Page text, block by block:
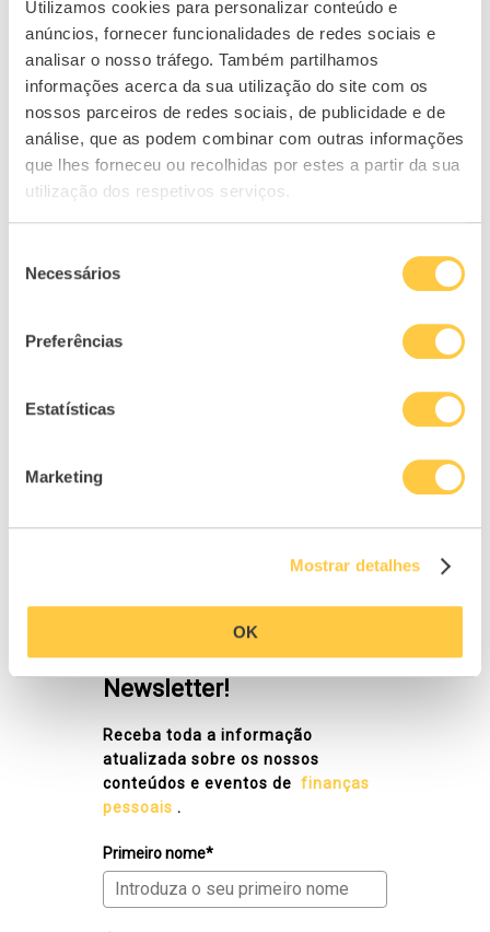
Utilizamos cookies para personalizar conteúdo e
anúncios, fornecer funcionalidades de redes sociais e
analisar o nosso tráfego. Também partilhamos
informações acerca da sua utilização do site com os
nossos parceiros de redes sociais, de publicidade e de
análise, que as podem combinar com outras informações
que lhes forneceu ou recolhidas por estes a partir da sua
utilização dos respetivos serviços.
Necessários
Preferências
Estatísticas
Marketing
Mostrar detalhes
OK
NEWSLETTER
Subscreva a nossa
Newsletter!
Receba toda a informação
atualizada sobre os nossos
conteúdos e eventos de finanças
pessoais .
Primeiro nome*